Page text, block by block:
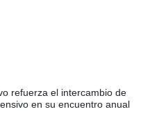
refuerza el intercambio de
en su encuentro anual